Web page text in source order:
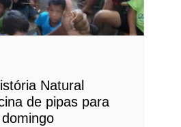
Natural
de pipas para